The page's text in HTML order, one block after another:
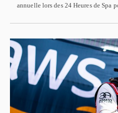
annuelle lors des 24 Heures de Spa